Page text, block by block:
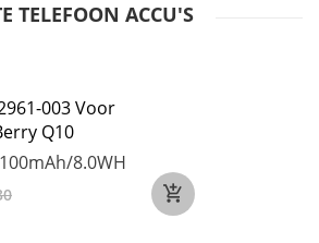
TELEFOON ACCU'S
003 Voor
Q10
8.0WH